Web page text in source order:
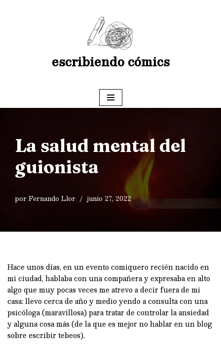
escribiendo cómics
La salud mental del
guionista
porFernando Llor junio 27, 2022
Hace unos días, en un evento comiquero recién nacido en
mi ciudad, hablaba con una compañera y expresaba en alto
algo que muy pocas veces me atrevo a decir fuera de mi
casa: llevo cerca de año y medio yendo a consulta con una
psicóloga (maravillosa) para tratar de controlar la ansiedad
y alguna cosa más (de la que es mejor no hablar en un blog
sobre escribir tebeos).